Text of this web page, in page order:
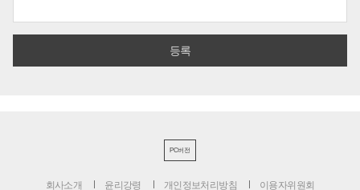
PC버전
회사소개 윤리강령 개인정보처리방침 이용자위원회